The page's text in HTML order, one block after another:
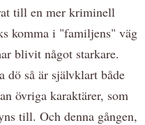
till en mer kriminell
komma i "familjens" väg
blivit något starkare.
dö så är självklart både
övriga karaktärer, som
till. Och denna gången,